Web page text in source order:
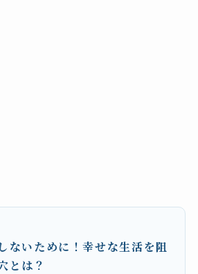
ないために！幸せな生活を阻
とは？